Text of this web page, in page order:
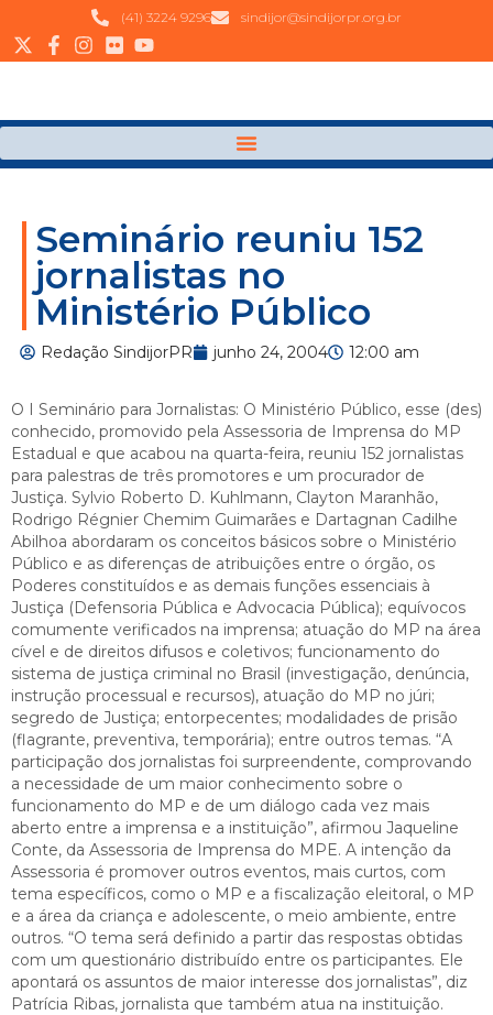
(41) 3224 9296 sindijor@sindijorpr.org.br
Seminário reuniu 152
jornalistas no
Ministério Público
Redação SindijorPR junho 24, 2004 12:00 am
O I Seminário para Jornalistas: O Ministério Público, esse (des)
conhecido, promovido pela Assessoria de Imprensa do MP
Estadual e que acabou na quarta-feira, reuniu 152 jornalistas
para palestras de três promotores e um procurador de
Justiça. Sylvio Roberto D. Kuhlmann, Clayton Maranhão,
Rodrigo Régnier Chemim Guimarães e Dartagnan Cadilhe
Abilhoa abordaram os conceitos básicos sobre o Ministério
Público e as diferenças de atribuições entre o órgão, os
Poderes constituídos e as demais funções essenciais à
Justiça (Defensoria Pública e Advocacia Pública); equívocos
comumente verificados na imprensa; atuação do MP na área
cível e de direitos difusos e coletivos; funcionamento do
sistema de justiça criminal no Brasil (investigação, denúncia,
instrução processual e recursos), atuação do MP no júri;
segredo de Justiça; entorpecentes; modalidades de prisão
(flagrante, preventiva, temporária); entre outros temas. “A
participação dos jornalistas foi surpreendente, comprovando
a necessidade de um maior conhecimento sobre o
funcionamento do MP e de um diálogo cada vez mais
aberto entre a imprensa e a instituição”, afirmou Jaqueline
Conte, da Assessoria de Imprensa do MPE. A intenção da
Assessoria é promover outros eventos, mais curtos, com
tema específicos, como o MP e a fiscalização eleitoral, o MP
e a área da criança e adolescente, o meio ambiente, entre
outros. “O tema será definido a partir das respostas obtidas
com um questionário distribuído entre os participantes. Ele
apontará os assuntos de maior interesse dos jornalistas”, diz
Patrícia Ribas, jornalista que também atua na instituição.